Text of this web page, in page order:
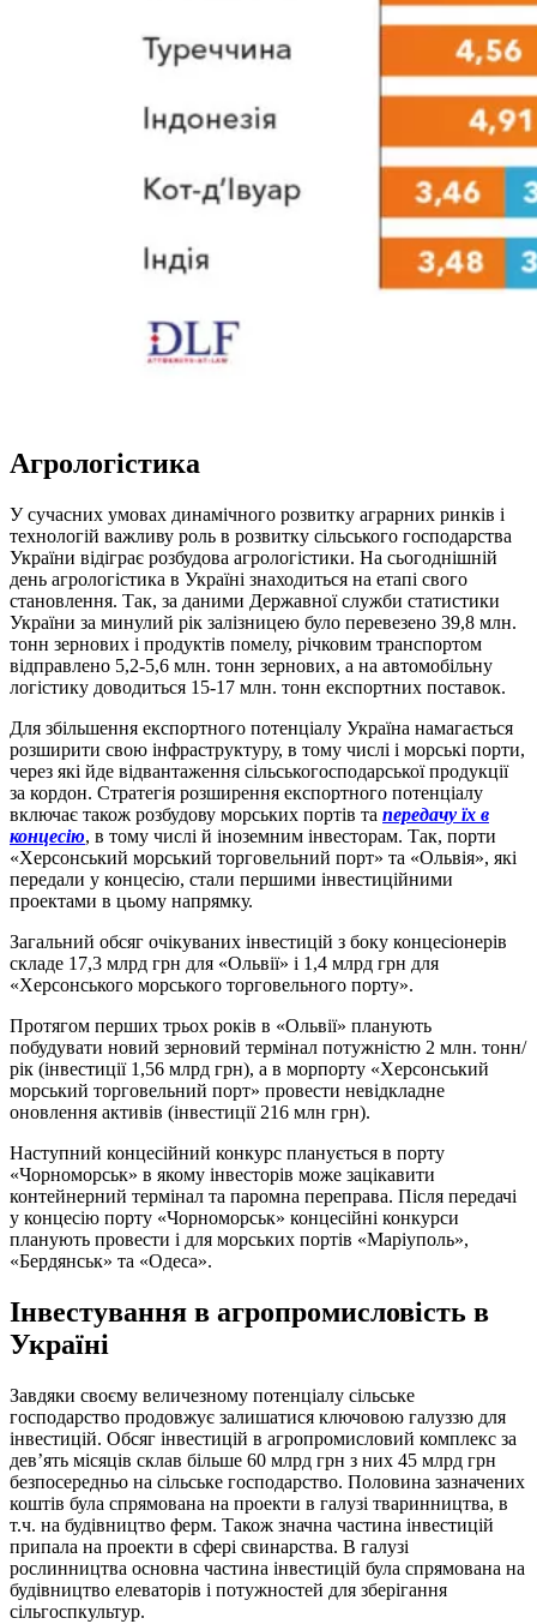
Агрологістика
У сучасних умовах динамічного розвитку аграрних ринків і
технологій важливу роль в розвитку сільського господарства
України відіграє розбудова агрологістики. На сьогоднішній
день агрологістика в Україні знаходиться на етапі свого
становлення. Так, за даними Державної служби статистики
України за минулий рік залізницею було перевезено 39,8 млн.
тонн зернових і продуктів помелу, річковим транспортом
відправлено 5,2-5,6 млн. тонн зернових, а на автомобільну
логістику доводиться 15-17 млн. тонн експортних поставок.
Для збільшення експортного потенціалу Україна намагається
розширити свою інфраструктуру, в тому числі і морські порти,
через які йде відвантаження сільськогосподарської продукції
за кордон. Стратегія розширення експортного потенціалу
включає також розбудову морських портів та передачу їх в
концесію, в тому числі й іноземним інвесторам. Так, порти
«Херсонський морський торговельний порт» та «Ольвія», які
передали у концесію, стали першими інвестиційними
проектами в цьому напрямку.
Загальний обсяг очікуваних інвестицій з боку концесіонерів
складе 17,3 млрд грн для «Ольвії» і 1,4 млрд грн для
«Херсонського морського торговельного порту».
Протягом перших трьох років в «Ольвії» планують
побудувати новий зерновий термінал потужністю 2 млн. тонн/
рік (інвестиції 1,56 млрд грн), а в морпорту «Херсонський
морський торговельний порт» провести невідкладне
оновлення активів (інвестиції 216 млн грн).
Наступний концесійний конкурс планується в порту
«Чорноморськ» в якому інвесторів може зацікавити
контейнерний термінал та паромна переправа. Після передачі
у концесію порту «Чорноморськ» концесійні конкурси
планують провести і для морських портів «Маріуполь»,
«Бердянськ» та «Одеса».
Інвестування в агропромисловість в
Україні
Завдяки своєму величезному потенціалу сільське
господарство продовжує залишатися ключовою галуззю для
інвестицій. Обсяг інвестицій в агропромисловий комплекс за
дев’ять місяців склав більше 60 млрд грн з них 45 млрд грн
безпосередньо на сільське господарство. Половина зазначених
коштів була спрямована на проекти в галузі тваринництва, в
т.ч. на будівництво ферм. Також значна частина інвестицій
припала на проекти в сфері свинарства. В галузі
рослинництва основна частина інвестицій була спрямована на
будівництво елеваторів і потужностей для зберігання
сільгоспкультур.